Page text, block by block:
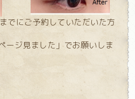
でにご予約していただいた方
ージ見ました」でお願いしま